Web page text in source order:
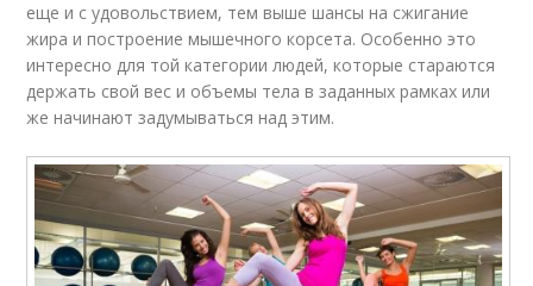
еще и с удовольствием, тем выше шансы на сжигание
жира и построение мышечного корсета. Особенно это
интересно для той категории людей, которые стараются
держать свой вес и объемы тела в заданных рамках или
же начинают задумываться над этим.